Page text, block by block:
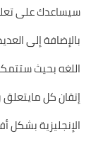
سيساعدك على
بالإضافة إلى
اللغه بحيث
إتقان كل مايتعلق
الإنجليزية بشكل